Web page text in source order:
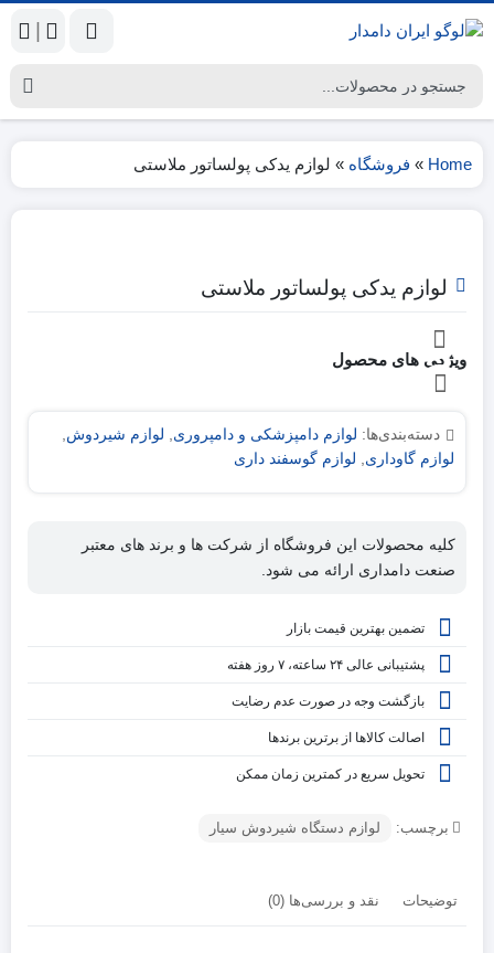
Home
» فروشگاه » لوازم یدکی پولساتور ملاستی
لوازم یدکی پولساتور ملاستی
ویژگی های محصول
دسته‌بندی‌ها: لوازم دامپزشکی و دامپروری لوازم شیردوش
لوازم گاوداری
لوازم گوسفند داری
کلیه محصولات این فروشگاه از شرکت ها و برند های معتبر
صنعت دامداری ارائه می شود.
تضمین بهترین قیمت بازار
پشتیبانی عالی ۲۴ ساعته، ۷ روز هفته
بازگشت وجه در صورت عدم رضایت
اصالت کالاها از برترین برندها
تحویل سریع در کمترین زمان ممکن
برچسب: لوازم دستگاه شیردوش سیار
توضیحات نقد و بررسی‌ها (0)